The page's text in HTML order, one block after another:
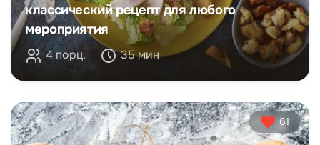
классический рецепт для любого
мероприятия
4 порц. 35 мин
61